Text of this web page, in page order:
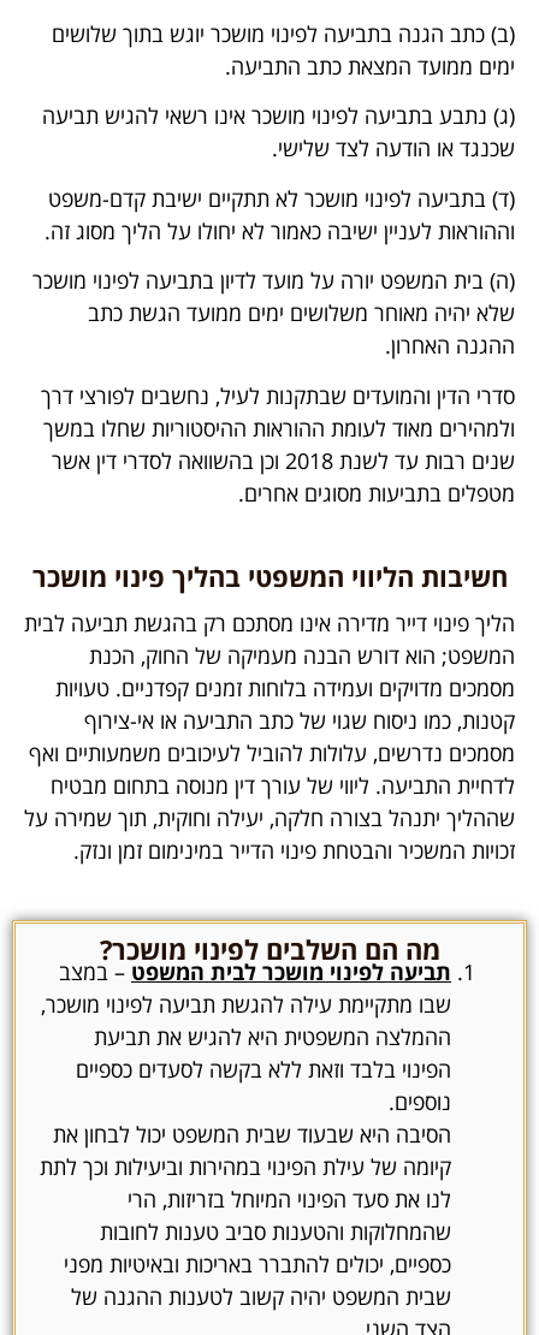
(ב) כתב הגנה בתביעה לפינוי מושכר יוגש בתוך שלושים
ימים ממועד המצאת כתב התביעה.
(ג) נתבע בתביעה לפינוי מושכר אינו רשאי להגיש תביעה
שכנגד או הודעה לצד שלישי.
(ד) בתביעה לפינוי מושכר לא תתקיים ישיבת קדם-משפט
וההוראות לעניין ישיבה כאמור לא יחולו על הליך מסוג זה.
(ה) בית המשפט יורה על מועד לדיון בתביעה לפינוי מושכר
שלא יהיה מאוחר משלושים ימים ממועד הגשת כתב
ההגנה האחרון.
סדרי הדין והמועדים שבתקנות לעיל, נחשבים לפורצי דרך
ולמהירים מאוד לעומת ההוראות ההיסטוריות שחלו במשך
שנים רבות עד לשנת 2018 וכן בהשוואה לסדרי דין אשר
מטפלים בתביעות מסוגים אחרים.
חשיבות הליווי המשפטי בהליך פינוי מושכר
הליך פינוי דייר מדירה אינו מסתכם רק בהגשת תביעה לבית
המשפט; הוא דורש הבנה מעמיקה של החוק, הכנת
מסמכים מדויקים ועמידה בלוחות זמנים קפדניים. טעויות
קטנות, כמו ניסוח שגוי של כתב התביעה או אי-צירוף
מסמכים נדרשים, עלולות להוביל לעיכובים משמעותיים ואף
לדחיית התביעה. ליווי של עורך דין מנוסה בתחום מבטיח
שההליך יתנהל בצורה חלקה, יעילה וחוקית, תוך שמירה על
זכויות המשכיר והבטחת פינוי הדייר במינימום זמן ונזק.
מה הם השלבים לפינוי מושכר?
תביעה לפינוי מושכר לבית המשפט – במצב
שבו מתקיימת עילה להגשת תביעה לפינוי מושכר,
ההמלצה המשפטית היא להגיש את תביעת
הפינוי בלבד וזאת ללא בקשה לסעדים כספיים
נוספים.
הסיבה היא שבעוד שבית המשפט יכול לבחון את
קיומה של עילת הפינוי במהירות וביעילות וכך לתת
לנו את סעד הפינוי המיוחל בזריזות, הרי
שהמחלוקות והטענות סביב טענות לחובות
כספיים, יכולים להתברר באריכות ובאיטיות מפני
שבית המשפט יהיה קשוב לטענות ההגנה של